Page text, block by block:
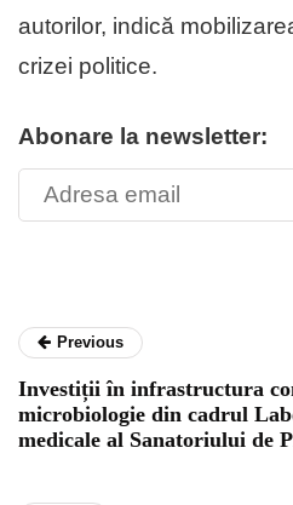
autorilor, indică
crizei politice.
Abonare la newsletter:
Previous
Investiții în infrastructura
microbiologie din cadrul
medicale al Sanatoriului de